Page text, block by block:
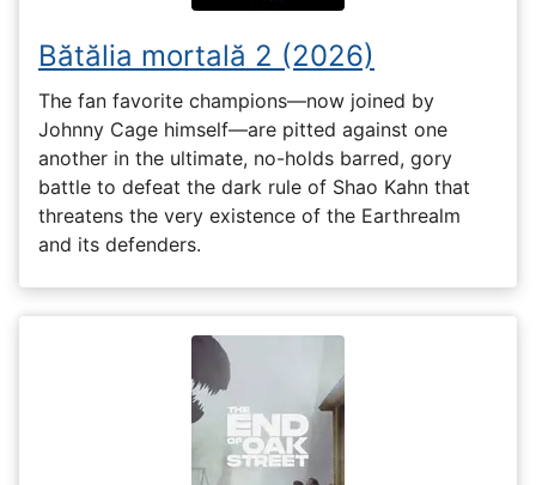
Bătălia mortală 2 (2026)
The fan favorite champions—now joined by
Johnny Cage himself—are pitted against one
another in the ultimate, no-holds barred, gory
battle to defeat the dark rule of Shao Kahn that
threatens the very existence of the Earthrealm
and its defenders.